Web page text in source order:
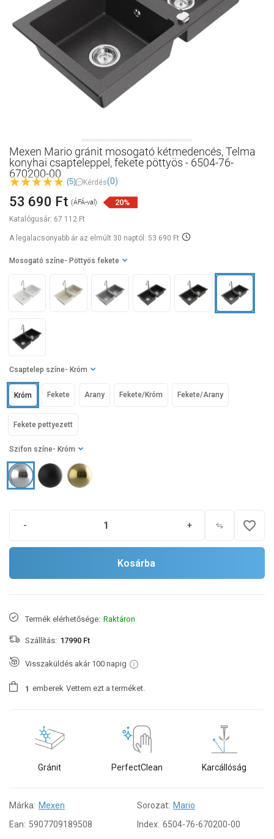
Mexen Mario gránit mosogató kétmedencés, Telma
konyhai csapteleppel, fekete pöttyös - 6504-76-
670200-00
(5) Kérdés(0)
Katalógusár: 67 112 Ft
53 690 Ft (ÁFÁ-val) 20%
A legalacsonyabb ár az elmúlt 30 naptól: 53 690 Ft
Szifon színe - Króm
Mosogató színe - Pöttyös fekete
Csaptelep színe - Króm
Arany
Króm Fekete Fekete/Arany
Fekete/Króm
Fekete pettyezett
- + favorite_border
Kosárba
Termék elérhetősége: Raktáron
Szállítás: 17990 Ft
Visszaküldés akár 100 napig
1 emberek Vettem ezt a terméket.
Gránit PerfectClean Karcállóság
Márka: Mexen Sorozat: Mario
Ean: 5907709189508 Index: 6504-76-670200-00